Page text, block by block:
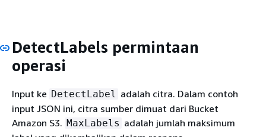
DetectLabels permintaan
operasi
Input ke DetectLabel
adalah citra. Dalam contoh
input JSON ini, citra sumber dimuat dari Bucket
Amazon S3. MaxLabels adalah jumlah maksimum